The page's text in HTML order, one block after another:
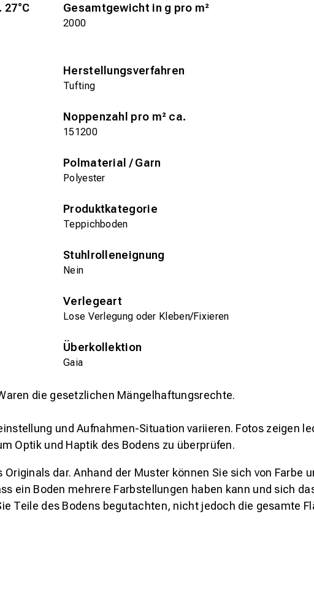
Gesamtgewicht in g pro m²
2000
Herstellungsverfahren
Tufting
Noppenzahl pro m² ca.
151200
Polmaterial / Garn
Polyester
Produktkategorie
Teppichboden
Stuhlrolleneignung
Nein
Verlegeart
Lose Verlegung oder Kleben/Fixieren
Überkollektion
Gaia
die gesetzlichen Mängelhaftungsrechte.
und Aufnahmen-Situation variieren. Fotos zeigen
Optik und Haptik des Bodens zu überprüfen.
dar. Anhand der Muster können Sie sich von Farbe
ein Boden mehrere Farbstellungen haben kann und sich
Teile des Bodens begutachten, nicht jedoch die gesamte